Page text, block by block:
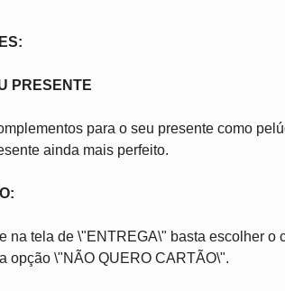
PRESENTE
para o seu presente como
ainda mais perfeito.
tela de \"ENTREGA\" basta escolher o
opção \"NÃO QUERO CARTÃO\".